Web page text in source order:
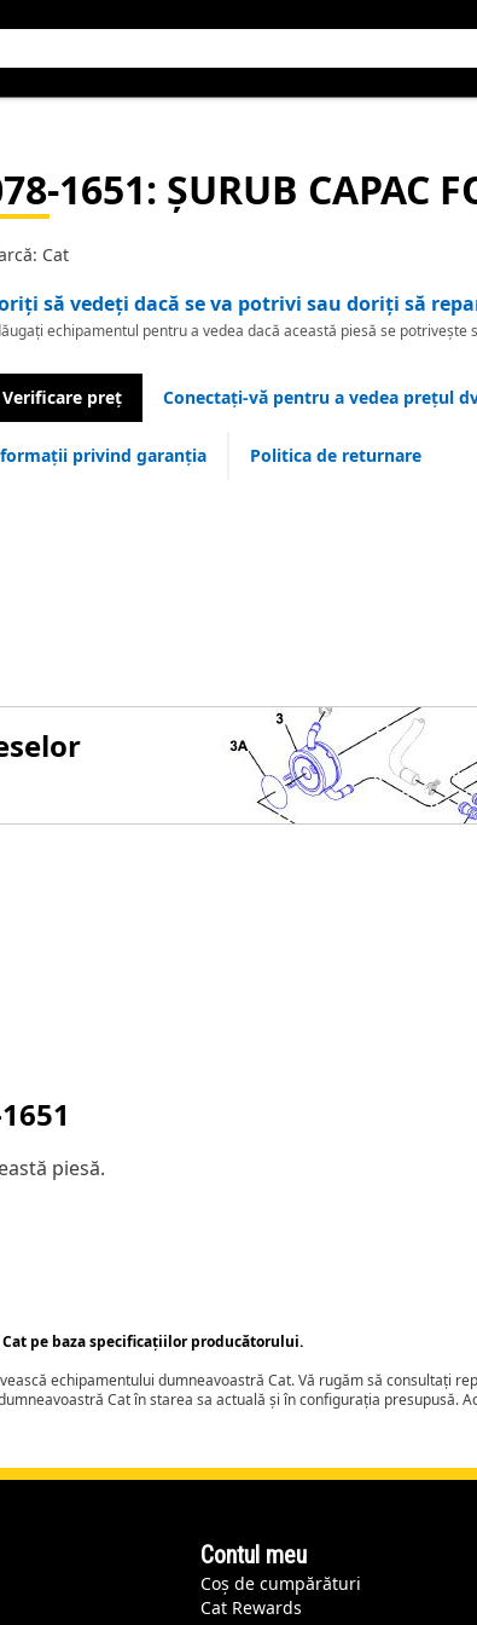
1651: ȘURUB CAPAC
Cat
să vedeți dacă se va potrivi sau doriți să
echipamentul pentru a vedea dacă această piesă se
Verificare preț Conectați-vă pentru a vedea prețul
privind garanția Politica de returnare
piesă.
pe baza specificațiilor producătorului.
echipamentului dumneavoastră Cat. Vă rugăm să consultați
Cat în starea sa actuală și în configurația presupusă.
Contul meu
Coș de cumpărături
Cat Rewards